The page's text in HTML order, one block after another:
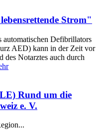
Strom"
automatischen Defibrillators
AED) kann in der Zeit vor
des Notarztes auch durch
Rund um die
e. V.